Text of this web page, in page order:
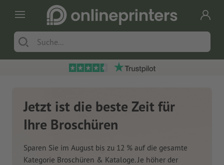
Jetzt ist die beste Zeit für
Ihre Broschüren
Sparen Sie im August bis zu 12 % auf die gesamte
Kategorie Broschüren & Kataloge. Je höher der